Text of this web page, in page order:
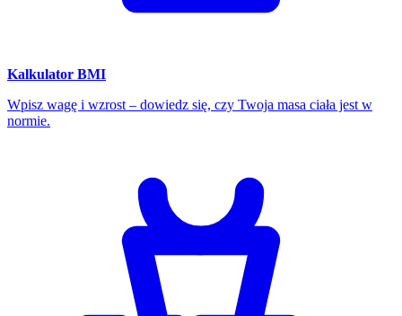
Kalkulator BMI
Wpisz wagę i wzrost – dowiedz się, czy Twoja masa ciała jest w
normie.